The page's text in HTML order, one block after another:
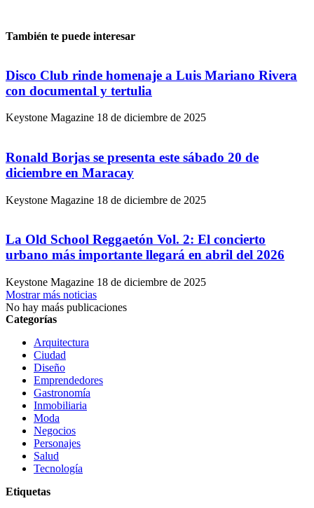
También te puede interesar
Disco Club rinde homenaje a Luis Mariano Rivera
con documental y tertulia
Keystone Magazine 18 de diciembre de 2025
Ronald Borjas se presenta este sábado 20 de
diciembre en Maracay
Keystone Magazine 18 de diciembre de 2025
La Old School Reggaetón Vol. 2: El concierto
urbano más importante llegará en abril del 2026
Keystone Magazine 18 de diciembre de 2025
Mostrar más noticias
No hay maás publicaciones
Categorías
Arquitectura
Ciudad
Diseño
Emprendedores
Gastronomía
Inmobiliaria
Moda
Negocios
Personajes
Salud
Tecnología
Etiquetas